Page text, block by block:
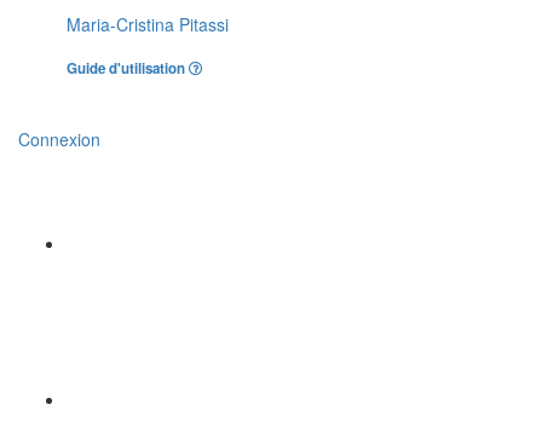
Maria-Cristina Pitassi
Guide d'utilisation
Connexion